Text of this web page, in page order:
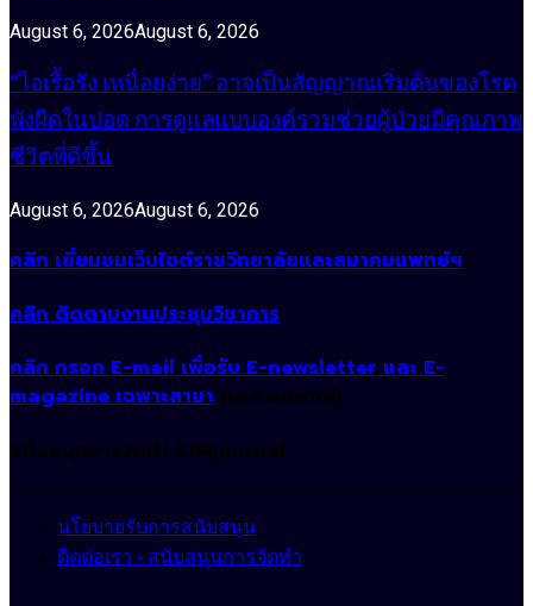
August 6, 2026August 6, 2026
“ไอเรื้อรัง เหนื่อยง่าย” อาจเป็นสัญญาณเริ่มต้นของโรค
พังผืดในปอด การดูแลแบบองค์รวมช่วยผู้ป่วยมีคุณภาพ
ชีวิตที่ดีขึ้น
August 6, 2026August 6, 2026
คลิก เยี่ยมชมเว็บไซต์ราชวิทยาลัยและสมาคมแพทย์ฯ
คลิก ติดตามงานประชุมวิชาการ
คลิก กรอก E-mail เพื่อรับ E-newsletter และ E-
magazine เฉพาะสาขา (เฉพาะแพทย์)
สนับสนุนการจัดทำ CIMjournal
นโยบายรับการสนับสนุน
ติดต่อเรา - สนับสนุนการจัดทำ